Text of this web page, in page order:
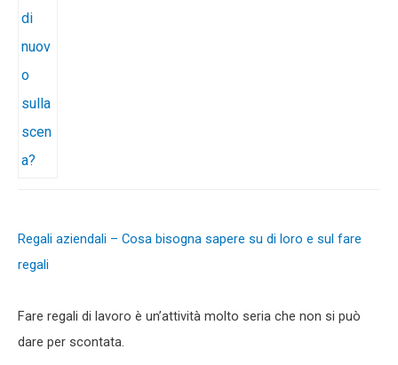
Regali aziendali – Cosa bisogna sapere su di loro e sul fare
regali
Fare regali di lavoro è un’attività molto seria che non si può
dare per scontata.